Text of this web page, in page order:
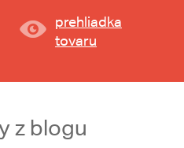
prehliadka
tovaru
z blogu